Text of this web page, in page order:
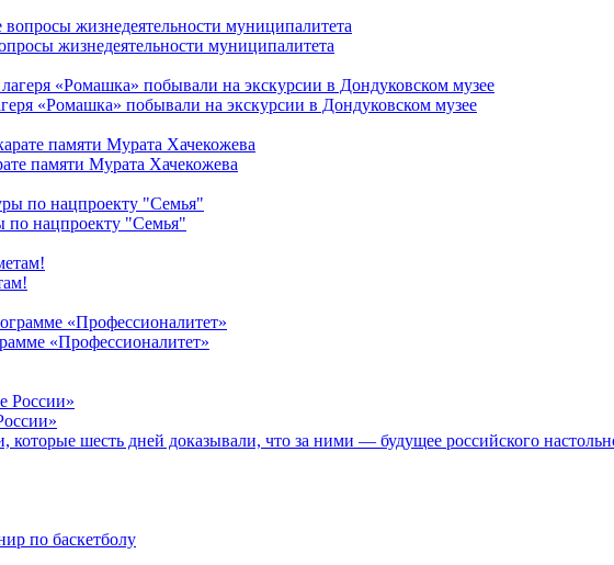
жизнедеятельности муниципалитета
«Ромашка» побывали на экскурсии в Дондуковском музее
памяти Мурата Хачекожева
по нацпроекту "Семья"
«Профессионалитет»
шесть дней доказывали, что за ними — будущее российского